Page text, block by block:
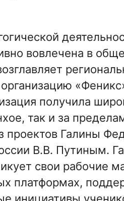
вовлечена в
получила
так и за
проектов Галины
В.В. Путиным.
свои рабочие
платформах,